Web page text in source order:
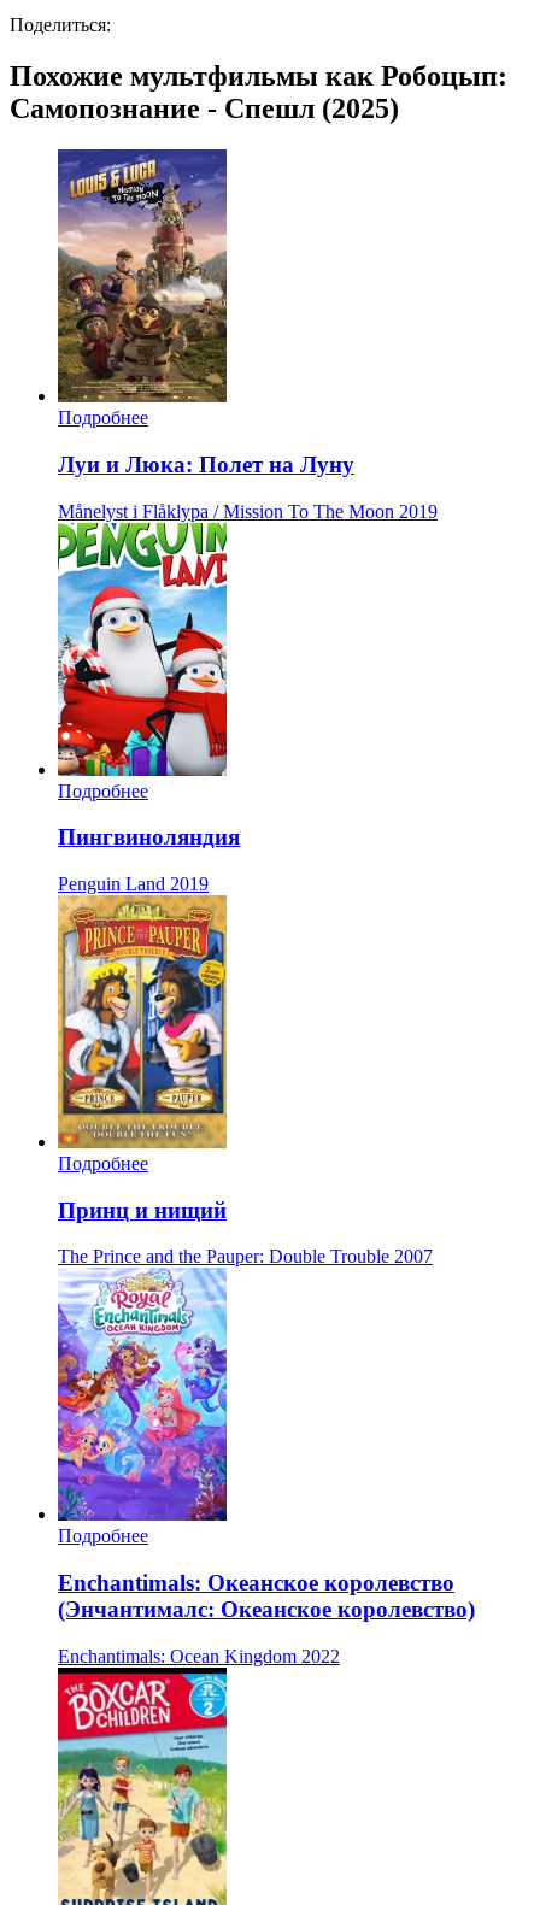
Поделиться:
Похожие мультфильмы как Робоцып:
Самопознание - Спешл (2025)
Подробнее
Луи и Люка: Полет на Луну
Månelyst i Flåklypa / Mission To The Moon 2019
Подробнее
Пингвиноляндия
Penguin Land 2019
Подробнее
Принц и нищий
The Prince and the Pauper: Double Trouble 2007
Подробнее
Enchantimals: Океанское королевство
(Энчантималс: Океанское королевство)
Enchantimals: Ocean Kingdom 2022